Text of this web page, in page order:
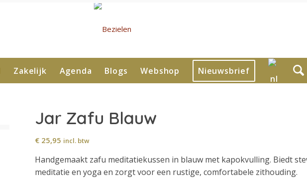
Zakelijk Agenda Blogs Webshop Nieuwsbrief
Jar Zafu Blauw
€ 25,95 incl. btw
Handgemaakt zafu meditatiekussen in blauw met kapokvulling. Biedt
meditatie en yoga en zorgt voor een rustige, comfortabele zithouding.